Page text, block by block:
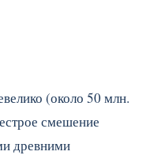
(около 50 млн.
смешение
древними